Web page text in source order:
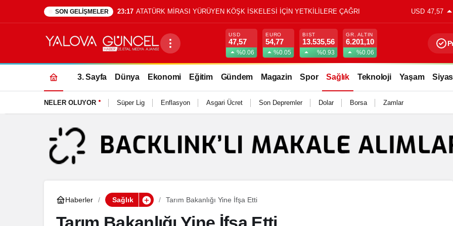
SON GELIŞMELER USD 47,57
USD
47,57
%0.06
EURO
54,77
%0.05
BIST
13.535,56
%0.93
GR. ALTIN
6.201,10
%0.06
3. Sayfa Dünya Ekonomi Eğitim Gündem Magazin Spor Sağlık Teknoloji Yaşam
NELER OLUYOR Süper Lig Enflasyon Asgari Ücret Son Depremler Dolar Borsa Zamlar
Haberler Sağlık Tarım Bakanlığı Yine İfşa Etti